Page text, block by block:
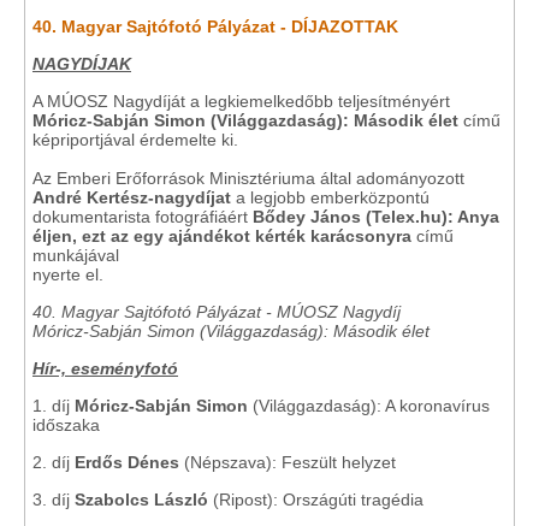
40. Magyar Sajtófotó Pályázat - DÍJAZOTTAK
NAGYDÍJAK
A MÚOSZ Nagydíját a legkiemelkedőbb teljesítményért
Móricz-Sabján Simon (Világgazdaság): Második élet című
képriportjával érdemelte ki.
Az Emberi Erőforrások Minisztériuma által adományozott
André Kertész-nagydíjat a legjobb emberközpontú
dokumentarista fotográfiáért Bődey János (Telex.hu): Anya
éljen, ezt az egy ajándékot kérték karácsonyra című
munkájával
nyerte el.
40. Magyar Sajtófotó Pályázat - MÚOSZ Nagydíj
Móricz-Sabján Simon (Világgazdaság): Második élet
Hír-, eseményfotó
1. díj Móricz-Sabján Simon (Világgazdaság): A koronavírus
időszaka
2. díj Erdős Dénes (Népszava): Feszült helyzet
3. díj Szabolcs László (Ripost): Országúti tragédia